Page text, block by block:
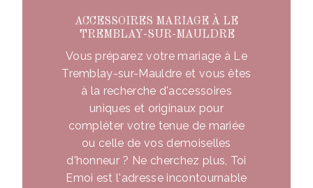
ACCESSOIRES MARIAGE À LE
TREMBLAY-SUR-MAULDRE
Vous préparez votre mariage à Le
Tremblay-sur-Mauldre et vous êtes
à la recherche d'accessoires
uniques et originaux pour
compléter votre tenue de mariée
ou celle de vos demoiselles
d'honneur ? Ne cherchez plus, Toi
Emoi est l'adresse incontournable